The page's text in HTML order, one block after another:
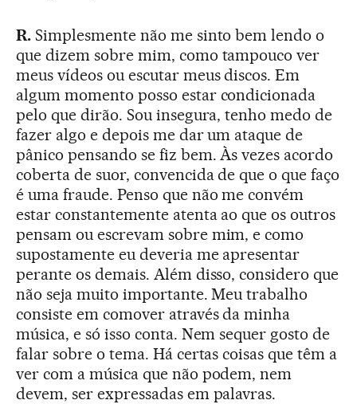
R.Simplesmente não me sinto bem lendo o
que dizem sobre mim, como tampouco ver
meus vídeos ou escutar meus discos. Em
algum momento posso estar condicionada
pelo que dirão. Sou insegura, tenho medo de
fazer algo e depois me dar um ataque de
pânico pensando se fiz bem. Às vezes acordo
coberta de suor, convencida de que o que faço
é uma fraude. Penso que não me convém
estar constantemente atenta ao que os outros
pensam ou escrevam sobre mim, e como
supostamente eu deveria me apresentar
perante os demais. Além disso, considero que
não seja muito importante. Meu trabalho
consiste em comover através da minha
música, e só isso conta. Nem sequer gosto de
falar sobre o tema. Há certas coisas que têm a
ver com a música que não podem, nem
devem, ser expressadas em palavras.